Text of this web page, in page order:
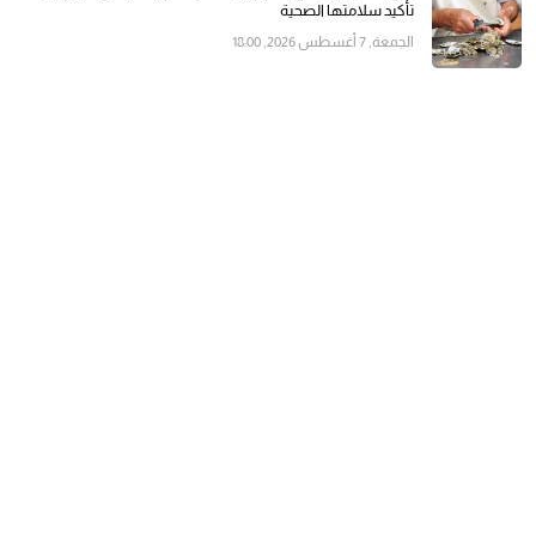
تأكيد سلامتها الصحية
الجمعة, 7 أغسطس 2026, 18:00